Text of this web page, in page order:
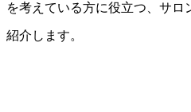
を考えている方に役立つ、サ
紹介します。